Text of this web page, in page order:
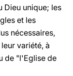
Dieu unique; les
et les
nécessaires,
variété, à
de "l'Eglise de